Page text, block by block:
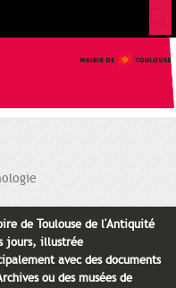
de Toulouse de l'Antiquité
jours, illustrée
avec des documents
ou des musées de